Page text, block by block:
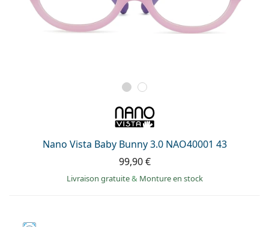
Nano Vista Baby Bunny 3.0 NAO40001 43
99,90 €
Livraison gratuite& Monture en stock